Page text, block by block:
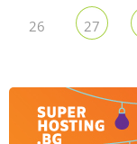
26 27